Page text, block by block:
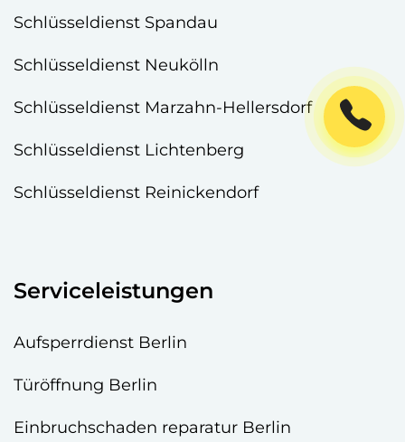
Schlüsseldienst Spandau
Schlüsseldienst Neukölln
Schlüsseldienst Marzahn-Hellersdorf
Schlüsseldienst Lichtenberg
Schlüsseldienst Reinickendorf
Serviceleistungen
Aufsperrdienst Berlin
Türöffnung Berlin
Einbruchschaden reparatur Berlin